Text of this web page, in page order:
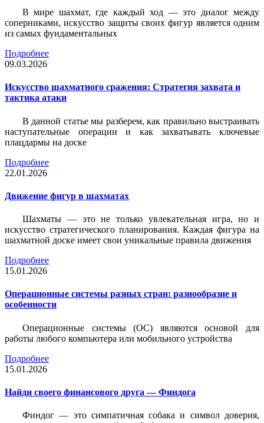
В мире шахмат, где каждый ход — это диалог между
соперниками, искусство защиты своих фигур является одним
из самых фундаментальных
Подробнее
09.03.2026
Искусство шахматного сражения: Стратегия захвата и
тактика атаки
В данной статье мы разберем, как правильно выстраивать
наступательные операции и как захватывать ключевые
плацдармы на доске
Подробнее
22.01.2026
Движение фигур в шахматах
Шахматы — это не только увлекательная игра, но и
искусство стратегического планирования. Каждая фигура на
шахматной доске имеет свои уникальные правила движения
Подробнее
15.01.2026
Операционные системы разных стран: разнообразие и
особенности
Операционные системы (ОС) являются основой для
работы любого компьютера или мобильного устройства
Подробнее
15.01.2026
Найди своего финансового друга — Финдога
Финдог — это симпатичная собака и символ доверия,